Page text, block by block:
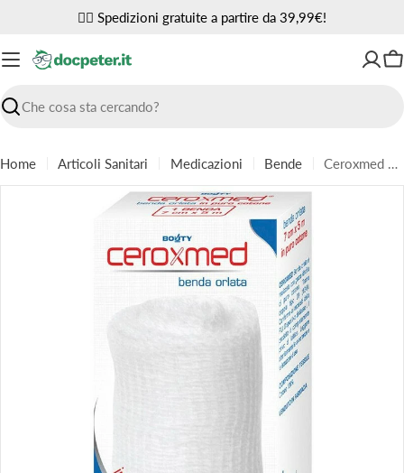
contenuto
✌🏼 Spedizioni gratuite a partire da 39,99€!
Ricerca
Home Articoli Sanitari Medicazioni Bende
Ceroxmed Benda Orlata in Cotone cm 7x5 m
Apri supporto 0 in modalità modale